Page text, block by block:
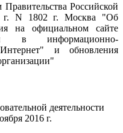
Российской
г. N 1802 г. Москва "Об
на официальном сайте
в информационно-
и обновления
деятельности
2016 г.